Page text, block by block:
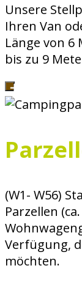
Unsere
Ihren Van
Länge von
bis zu 9
(W1- W56)
Parzellen
Verfügung,
möchten.